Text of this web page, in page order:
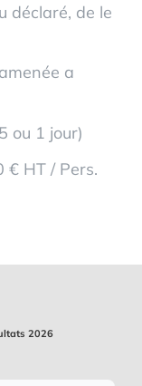
déclaré, de le
a
ou 1 jour)
€ HT / Pers.
2026